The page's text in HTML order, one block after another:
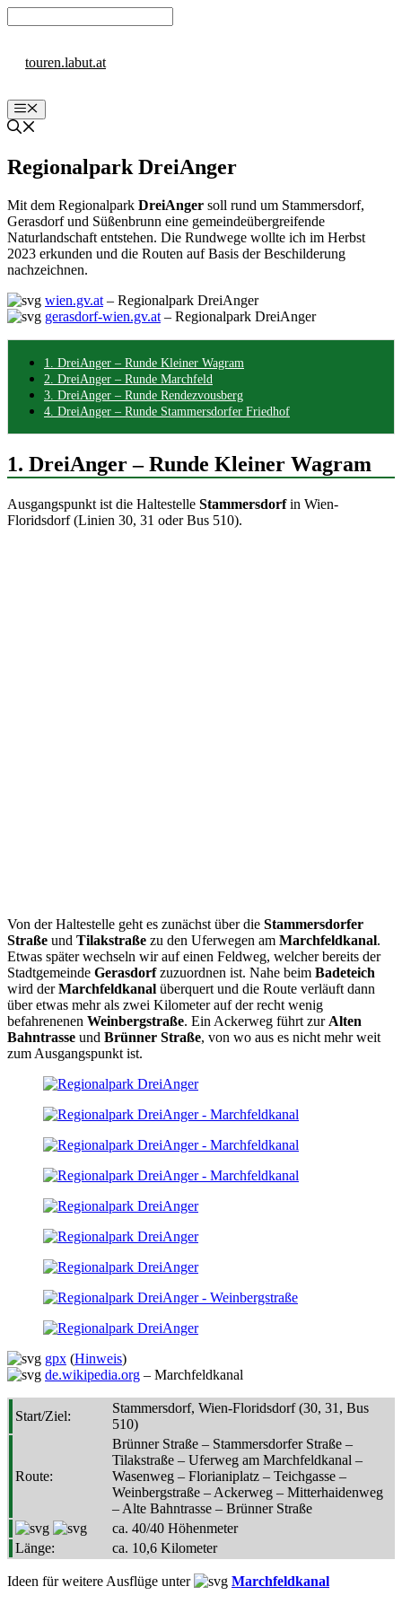
Inhalt
touren.labut.at
Menü
Regionalpark DreiAnger
Mit dem Regionalpark DreiAnger soll rund um Stammersdorf,
Gerasdorf und Süßenbrunn eine gemeindeübergreifende
Naturlandschaft entstehen. Die Rundwege wollte ich im Herbst
2023 erkunden und die Routen auf Basis der Beschilderung
nachzeichnen.
wien.gv.at – Regionalpark DreiAnger
gerasdorf-wien.gv.at – Regionalpark DreiAnger
1. DreiAnger – Runde Kleiner Wagram
2. DreiAnger – Runde Marchfeld
3. DreiAnger – Runde Rendezvousberg
4. DreiAnger – Runde Stammersdorfer Friedhof
1. DreiAnger – Runde Kleiner Wagram
Ausgangspunkt ist die Haltestelle Stammersdorfin Wien-
Floridsdorf (Linien 30, 31 oder Bus 510).
Von der Haltestelle geht es zunächst über die Stammersdorfer
Straße und Tilakstraße zu den Uferwegen am Marchfeldkanal.
Etwas später wechseln wir auf einen Feldweg, welcher bereits der
Stadtgemeinde Gerasdorfzuzuordnen ist. Nahe beim Badeteich
wird derMarchfeldkanal überquert und die Route verläuft dann
über etwas mehr als zwei Kilometer auf der recht wenig
befahrenenen Weinbergstraße. Ein Ackerweg führt zur Alten
Bahntrasse und Brünner Straße, von wo aus es nicht mehr weit
zum Ausgangspunkt ist.
gpx (Hinweis)
de.wikipedia.org – Marchfeldkanal
Start/Ziel:
Stammersdorf, Wien-Floridsdorf (30, 31, Bus
510)
Route:
Brünner Straße – Stammersdorfer Straße –
Tilakstraße – Uferweg am Marchfeldkanal –
Wasenweg – Florianiplatz – Teichgasse –
Weinbergstraße – Ackerweg – Mitterhaidenweg
– Alte Bahntrasse – Brünner Straße
ca. 40/40 Höhenmeter
Länge:
ca. 10,6 Kilometer
Ideen für weitere Ausflüge unter Marchfeldkanal